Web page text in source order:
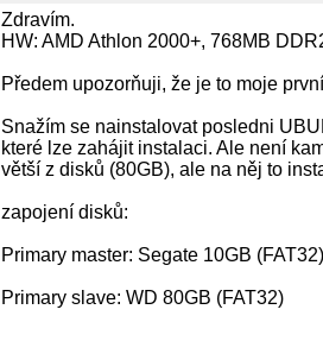
Zdravím.
HW: AMD Athlon 2000+, 768MB
Předem upozorňuji, že je to moje
Snažím se nainstalovat posledni
které lze zahájit instalaci. Ale není
větší z disků (80GB), ale na něj to
zapojení disků:
Primary master: Segate 10GB
Primary slave: WD 80GB (FAT32)